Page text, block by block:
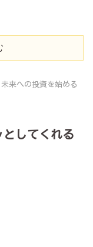
未来への投資を始める
してくれる